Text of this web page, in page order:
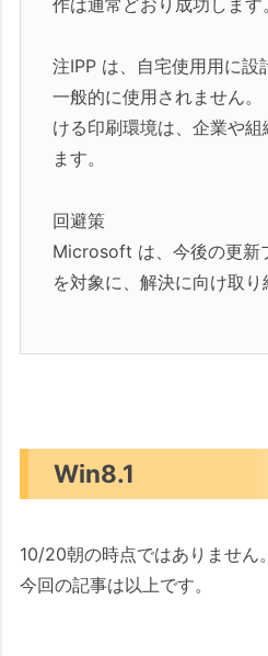
注IPP は、自宅使用用に設
一般的に使用されません
ける印刷環境は、企業や組
ます。
回避策
Microsoft は、今後の更新
を対象に、解決に向け取り
Win8.1
10/20朝の時点ではありません。
今回の記事は以上です。